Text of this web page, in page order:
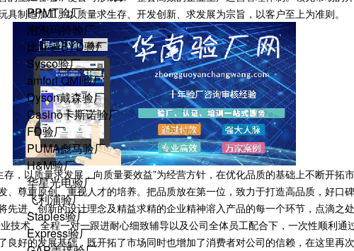
PPMT验厂
泡泡玛特验厂
比亚迪BYD验厂
Sysco验厂
amfori QMI验厂
Dyson戴森验厂
Casino卡斯诺验厂
FD验厂
PUMA彪马验厂
H&M验厂
华星光电验厂
飞利浦验厂
Staples验厂
Express验厂
具制造加工。以质量求生存、开发创新、求发展为宗旨，以客户至上为准则。
以质量求发展，向质量要效益”为经营方针，在优化品质的基础上不断开拓
、尊重原创、重视人才的培养。把品质放在第一位，致力于打造高品质，好口
先进、创新的设计理念及精益求精的企业精神溶入产品的每一个环节，点滴之
技术、全程一对一跟进耐心细致辅导以及公司全体员工配合下，一次性顺利通
良好的发展基础，既开拓了市场同时也增加了消费者对公司的信赖，在这里再